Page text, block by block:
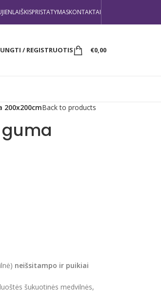
PRISTATYMASKONTAKTAI
/ REGISTRUOTIS €0,00
Back to products
neišsitampo ir puikiai
šukuotinės medvilnės,